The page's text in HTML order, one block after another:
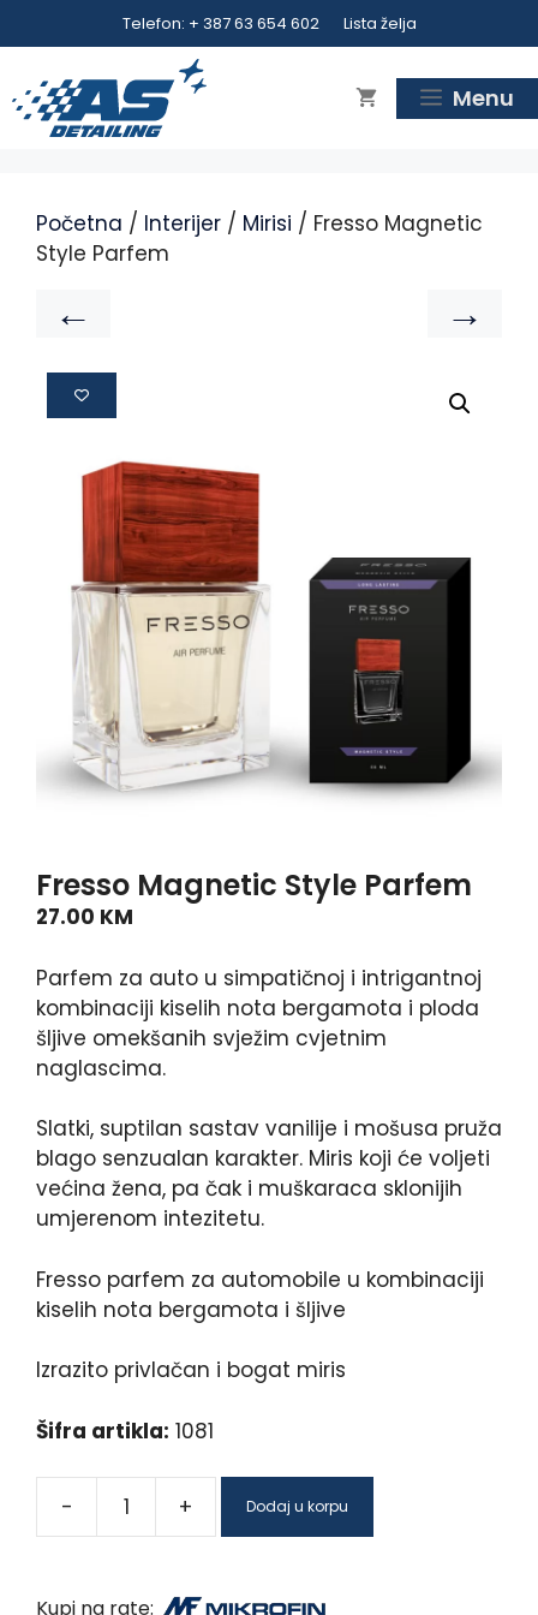
Telefon: + 387 63 654 602 Lista želja
Menu
Početna / Interijer / Mirisi / Fresso Magnetic
Style Parfem
← →
Fresso Magnetic Style Parfem
27.00 KM
Parfem za auto u simpatičnoj i intrigantnoj
kombinaciji kiselih nota bergamota i ploda
šljive omekšanih svježim cvjetnim
naglascima.
Slatki, suptilan sastav vanilije i mošusa pruža
blago senzualan karakter. Miris koji će voljeti
većina žena, pa čak i muškaraca sklonijih
umjerenom intezitetu.
Fresso parfem za automobile u kombinaciji
kiselih nota bergamota i šljive
Izrazito privlačan i bogat miris
Šifra artikla: 1081
- + Dodaj u korpu
Kupi na rate: